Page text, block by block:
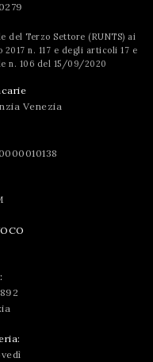
del Terzo Settore (RUNTS) ai
n. 117 e degli articoli 17 e
n. 106 del 15/09/2020
Venezia